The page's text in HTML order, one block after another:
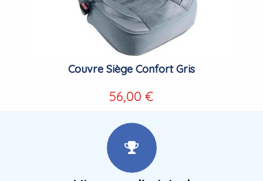
Couvre Siège Confort Gris
56,00 €